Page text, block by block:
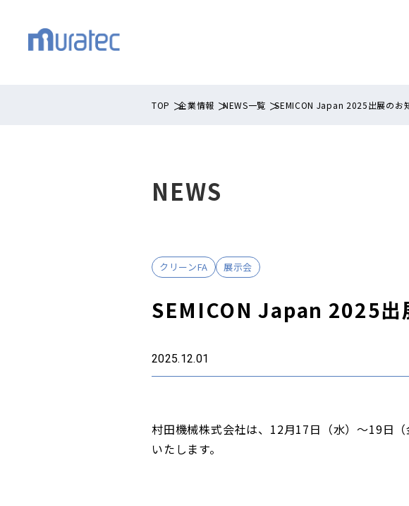
TOP 企業情報 NEWS一覧 SEMICON Japan 2025出展のお
NEWS
クリーンFA 展示会
SEMICON Japan 2025出
2025.12.01
村田機械株式会社は、12月17日（水）～19日
いたします。